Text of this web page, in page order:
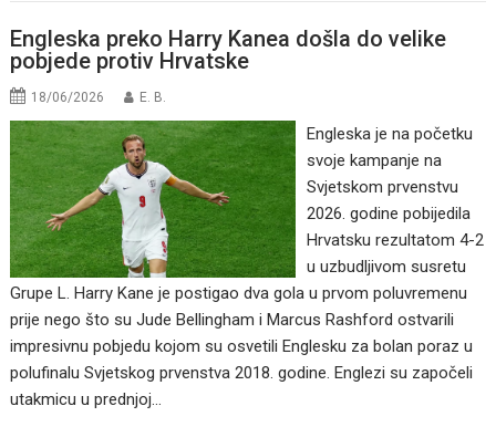
Engleska preko Harry Kanea došla do velike
pobjede protiv Hrvatske
18/06/2026 E. B.
Engleska je na početku
svoje kampanje na
Svjetskom prvenstvu
2026. godine pobijedila
Hrvatsku rezultatom 4-2
u uzbudljivom susretu
Grupe L. Harry Kane je postigao dva gola u prvom poluvremenu
prije nego što su Jude Bellingham i Marcus Rashford ostvarili
impresivnu pobjedu kojom su osvetili Englesku za bolan poraz u
polufinalu Svjetskog prvenstva 2018. godine. Englezi su započeli
utakmicu u prednjoj…